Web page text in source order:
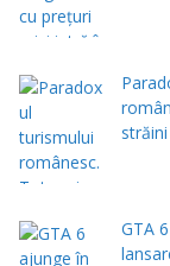
străini
GTA